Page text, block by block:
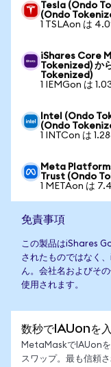
Tesla (Ondo
(Ondo
1 TSLAon は
iShares Core
Tokenized) か
Tokenized)
1 IEMGon は
Intel (Ondo
(Ondo
1 INTCon は
Meta
Trust (Ondo
1 METAon は
免責事項
この製品はiShares
されたものではなく
ん。会社名およびそ
使用されます。
数秒でIAUonを
MetaMaskでIAUonを
スワップ。最も信頼